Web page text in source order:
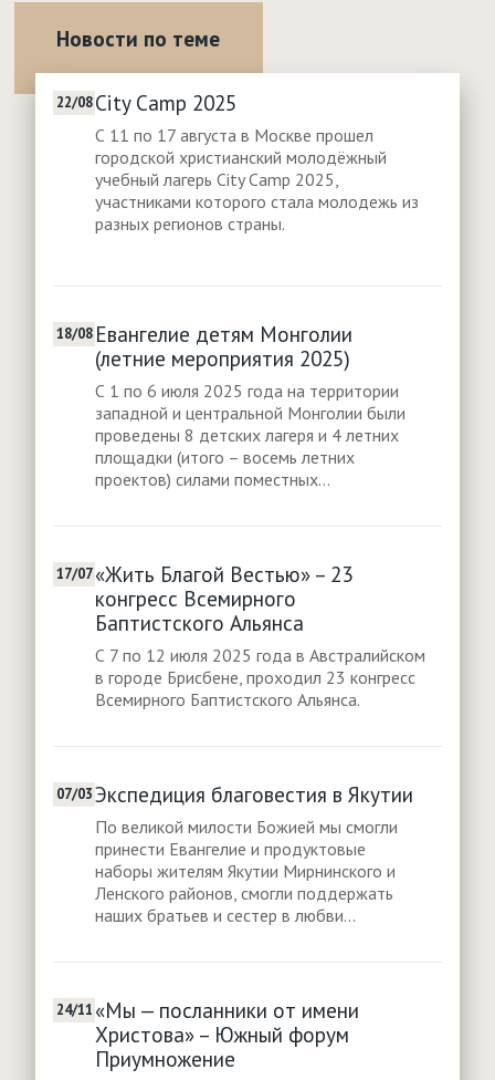
Новости по теме
22/08 City Camp 2025
С 11 по 17 августа в Москве прошел
городской христианский молодёжный
учебный лагерь City Camp 2025,
участниками которого стала молодежь из
разных регионов страны.
18/08 Евангелие детям Монголии
(летние мероприятия 2025)
С 1 по 6 июля 2025 года на территории
западной и центральной Монголии были
проведены 8 детских лагеря и 4 летних
площадки (итого – восемь летних
проектов) силами поместных...
17/07 «Жить Благой Вестью» – 23
конгресс Всемирного
Баптистского Альянса
С 7 по 12 июля 2025 года в Австралийском
в городе Брисбене, проходил 23 конгресс
Всемирного Баптистского Альянса.
07/03Экспедиция благовестия в Якутии
По великой милости Божией мы смогли
принести Евангелие и продуктовые
наборы жителям Якутии Мирнинского и
Ленского районов, смогли поддержать
наших братьев и сестер в любви...
24/11 «Мы — посланники от имени
Христова» – Южный форум
Приумножение